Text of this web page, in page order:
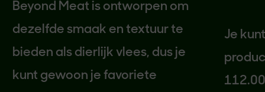
Meat is ontworpen om
smaak en textuur te
als dierlijk vlees, dus je
gewoon je favoriete
Je kunt
112.000